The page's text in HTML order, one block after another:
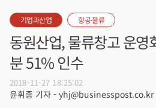
기업과산업 항공·물류
동원산업, 물류창고 운영
분 51% 인수
2018-11-27 18:25:02
윤휘종 기자 - yhj@businesspost.co.kr